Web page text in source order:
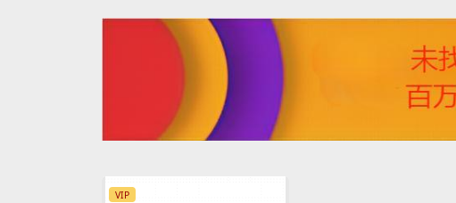
VIP